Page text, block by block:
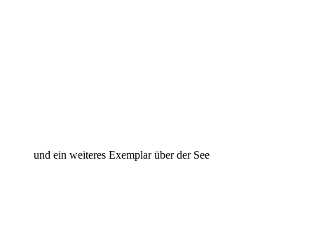
und ein weiteres Exemplar über der See